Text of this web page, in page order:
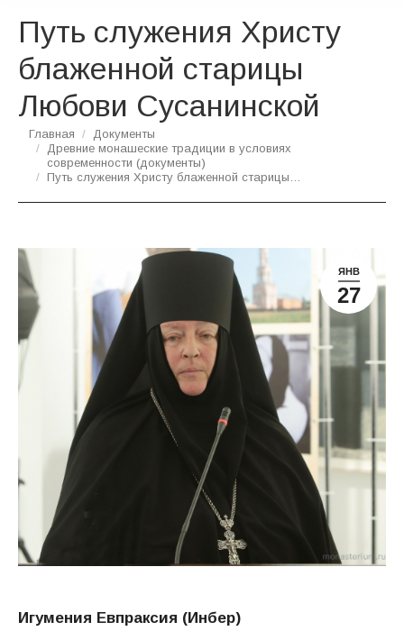
Путь служения Христу
блаженной старицы
Любови Сусанинской
Вы здесь:
Главная
Документы
Древние монашеские традиции в условиях
современности (документы)
Путь служения Христу блаженной старицы…
ЯНВ
27
Игумения Евпраксия (Инбер)